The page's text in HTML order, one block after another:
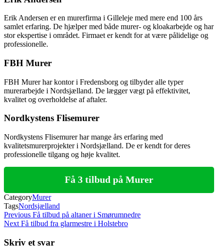
Erik Andersen er en murerfirma i Gilleleje med mere end 100 års
samlet erfaring. De hjælper med både murer- og kloakarbejde og har
stor ekspertise i området. Firmaet er kendt for at være pålidelige og
professionelle.
FBH Murer
FBH Murer har kontor i Fredensborg og tilbyder alle typer
murerarbejde i Nordsjælland. De lægger vægt på effektivitet,
kvalitet og overholdelse af aftaler.
Nordkystens Flisemurer
Nordkystens Flisemurer har mange års erfaring med
kvalitetsmurerprojekter i Nordsjælland. De er kendt for deres
professionelle tilgang og høje kvalitet.
Få 3 tilbud på Murer
CategoryMurer
TagsNordsjælland
Indlægsnavigation
Previous
Post
Previous Få tilbud på altaner i Smørumnedre
Next
Next Få tilbud fra glarmestre i Holstebro
Skriv et svar